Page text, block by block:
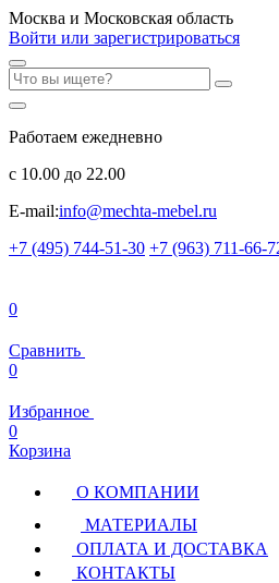
Москва и Московская область
Войти или зарегистрироваться
Работаем ежедневно
с 10.00 до 22.00
E-mail:info@mechta-mebel.ru
+7 (495) 744-51-30 +7 (963) 711-66-
0
Сравнить
0
Избранное
0
Корзина
О КОМПАНИИ
МАТЕРИАЛЫ
ОПЛАТА И ДОСТАВКА
КОНТАКТЫ